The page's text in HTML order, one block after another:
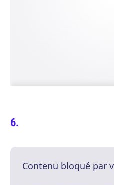
Contenu bloqué par